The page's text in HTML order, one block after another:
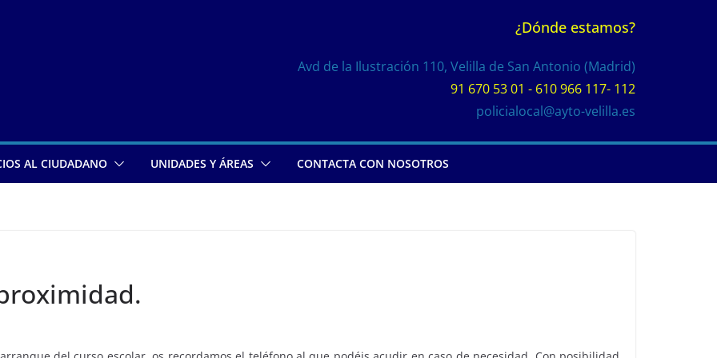
¿Dónde estamos?
Avd de la Ilustración 110, Velilla de San Antonio (Madrid)
91 670 53 01 - 610 966 117- 112
policialocal@ayto-velilla.es
AL CIUDADANO UNIDADES Y ÁREAS CONTACTA CON NOSOTROS